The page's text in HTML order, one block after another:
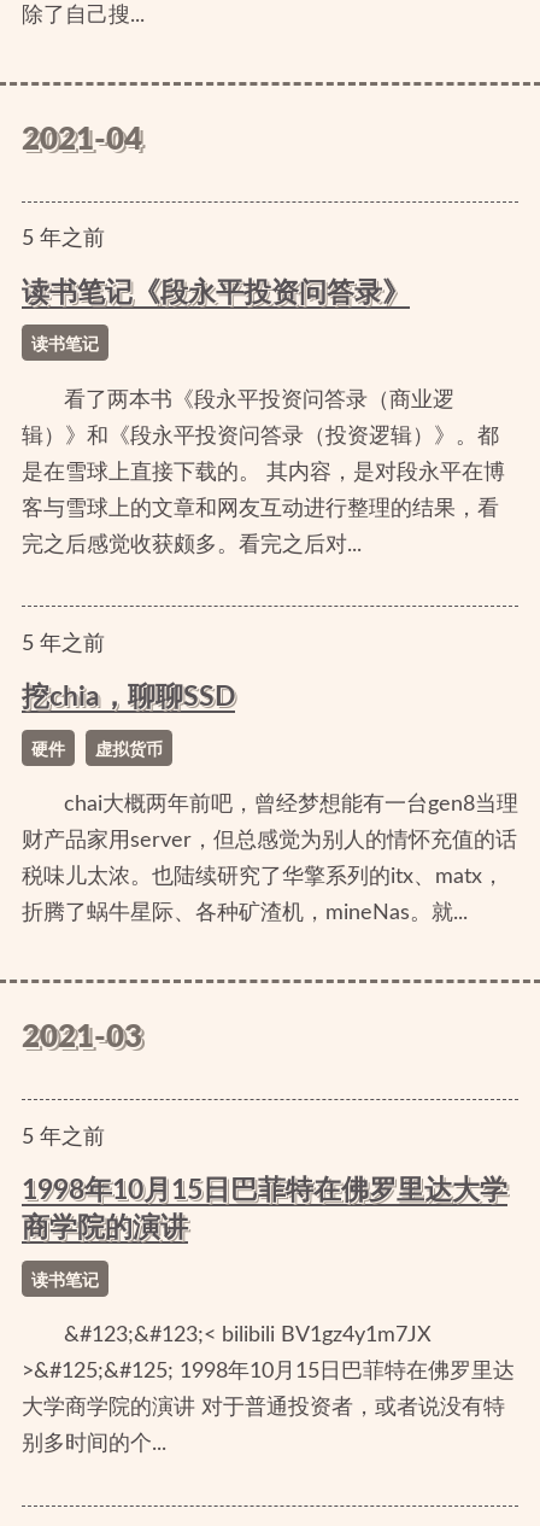
除了自己搜...
2021-04
5年之前
读书笔记《段永平投资问答录》
读书笔记
看了两本书《段永平投资问答录（商业逻
辑）》和《段永平投资问答录（投资逻辑）》。都
是在雪球上直接下载的。 其内容，是对段永平在博
客与雪球上的文章和网友互动进行整理的结果，看
完之后感觉收获颇多。看完之后对...
5年之前
挖chia，聊聊SSD
硬件 虚拟货币
chai大概两年前吧，曾经梦想能有一台gen8当理
财产品家用server，但总感觉为别人的情怀充值的话
税味儿太浓。也陆续研究了华擎系列的itx、matx，
折腾了蜗牛星际、各种矿渣机，mineNas。就...
2021-03
5年之前
1998年10月15日巴菲特在佛罗里达大学
商学院的演讲
读书笔记
&#123;&#123;< bilibili BV1gz4y1m7JX
>&#125;&#125; 1998年10月15日巴菲特在佛罗里达
大学商学院的演讲 对于普通投资者，或者说没有特
别多时间的个...